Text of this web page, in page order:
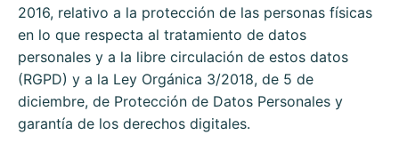
2016, relativo a la protección de las personas físicas
en lo que respecta al tratamiento de datos
personales y a la libre circulación de estos datos
(RGPD) y a la Ley Orgánica 3/2018, de 5 de
diciembre, de Protección de Datos Personales y
garantía de los derechos digitales.